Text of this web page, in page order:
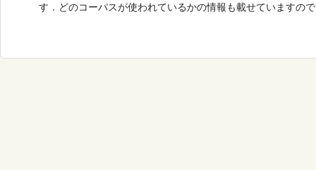
す．どのコーパスが使われているかの情報も載せていますの